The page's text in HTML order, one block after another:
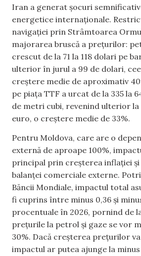
Iran a generat șocuri
energetice internaționale.
navigației prin Strâmtoarea
majorarea bruscă a prețurilor:
crescut de la 71 la 118 dolari pe
ulterior în jurul a 99 de dolari,
creștere medie de aproximativ
pe piața TTF a urcat de la 335 la
de metri cubi, revenind ulterior
euro, o creștere medie de 33%.
Pentru Moldova, care are o
externă de aproape 100%,
principal prin creșterea inflației
balanței comerciale externe.
Băncii Mondiale, impactul total
fi cuprins între minus 0,36 și
procentuale în 2026, pornind de
prețurile la petrol și gaze se vor
30%. Dacă creșterea prețurilor
impactul ar putea ajunge la